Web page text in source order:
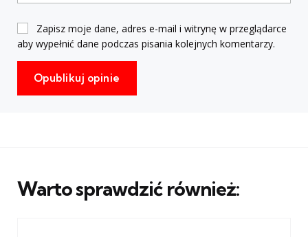
Zapisz moje dane, adres e-mail i witrynę w przeglądarce
aby wypełnić dane podczas pisania kolejnych komentarzy.
Warto sprawdzić również: